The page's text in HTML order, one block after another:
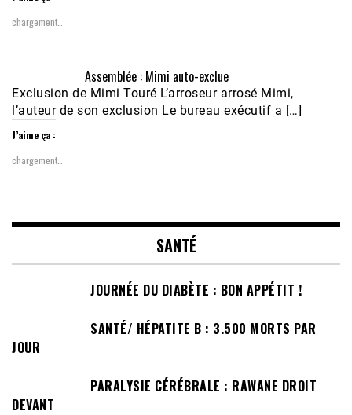
chargement…
Assemblée : Mimi auto-exclue
Exclusion de Mimi Touré L’arroseur arrosé Mimi,
l’auteur de son exclusion Le bureau exécutif a […]
J’aime ça :
chargement…
SANTÉ
JOURNÉE DU DIABÈTE : BON APPÉTIT !
SANTÉ/ HÉPATITE B : 3.500 MORTS PAR
JOUR
PARALYSIE CÉRÉBRALE : RAWANE DROIT
DEVANT